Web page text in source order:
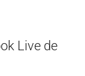
Live de